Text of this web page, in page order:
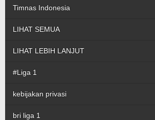
Timnas Indonesia
LIHAT SEMUA
LIHAT LEBIH LANJUT
#Liga 1
kebijakan privasi
bri liga 1